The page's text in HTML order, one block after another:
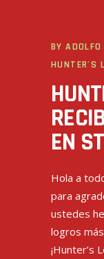
BYADOLFO
HUNTER'S
EN
Hola a
para
ustedes
logros
¡Hunter’s